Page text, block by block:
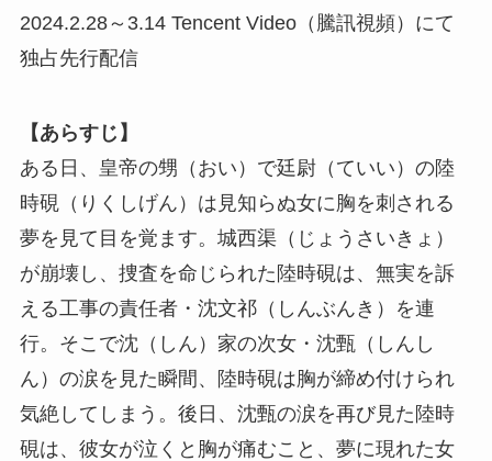
2024.2.28～3.14 Tencent Video（騰訊視頻）にて
独占先行配信
【あらすじ】
ある日、皇帝の甥（おい）で廷尉（ていい）の陸
時硯（りくしげん）は見知らぬ女に胸を刺される
夢を見て目を覚ます。城西渠（じょうさいきょ）
が崩壊し、捜査を命じられた陸時硯は、無実を訴
える工事の責任者・沈文祁（しんぶんき）を連
行。そこで沈（しん）家の次女・沈甄（しんし
ん）の涙を見た瞬間、陸時硯は胸が締め付けられ
気絶してしまう。後日、沈甄の涙を再び見た陸時
硯は、彼女が泣くと胸が痛むこと、夢に現れた女